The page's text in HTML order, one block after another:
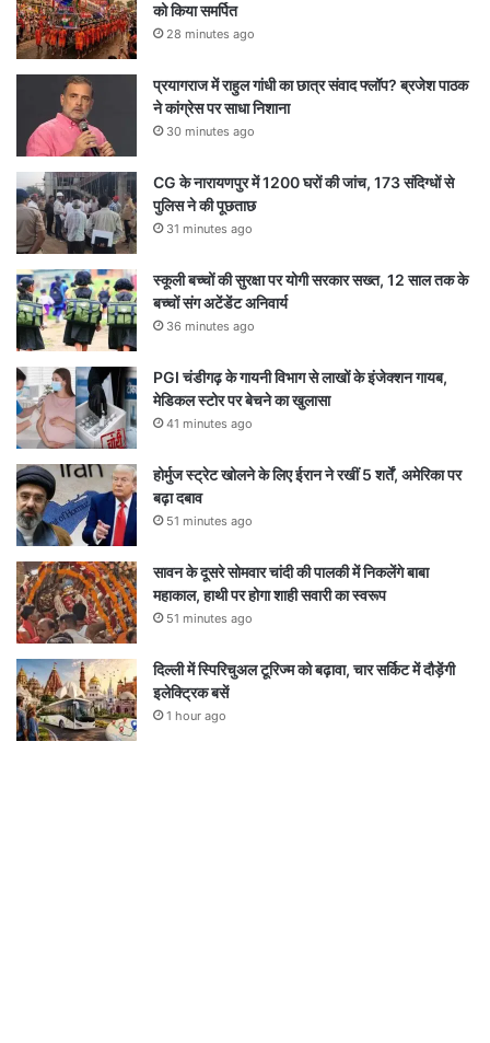
को किया समर्पित
28 minutes ago
प्रयागराज में राहुल गांधी का छात्र संवाद फ्लॉप? ब्रजेश पाठक
ने कांग्रेस पर साधा निशाना
30 minutes ago
CG के नारायणपुर में 1200 घरों की जांच, 173 संदिग्धों से
पुलिस ने की पूछताछ
31 minutes ago
स्कूली बच्चों की सुरक्षा पर योगी सरकार सख्त, 12 साल तक के
बच्चों संग अटेंडेंट अनिवार्य
36 minutes ago
PGI चंडीगढ़ के गायनी विभाग से लाखों के इंजेक्शन गायब,
मेडिकल स्टोर पर बेचने का खुलासा
41 minutes ago
होर्मुज स्ट्रेट खोलने के लिए ईरान ने रखीं 5 शर्तें, अमेरिका पर
बढ़ा दबाव
51 minutes ago
सावन के दूसरे सोमवार चांदी की पालकी में निकलेंगे बाबा
महाकाल, हाथी पर होगा शाही सवारी का स्वरूप
51 minutes ago
दिल्ली में स्पिरिचुअल टूरिज्म को बढ़ावा, चार सर्किट में दौड़ेंगी
इलेक्ट्रिक बसें
1 hour ago